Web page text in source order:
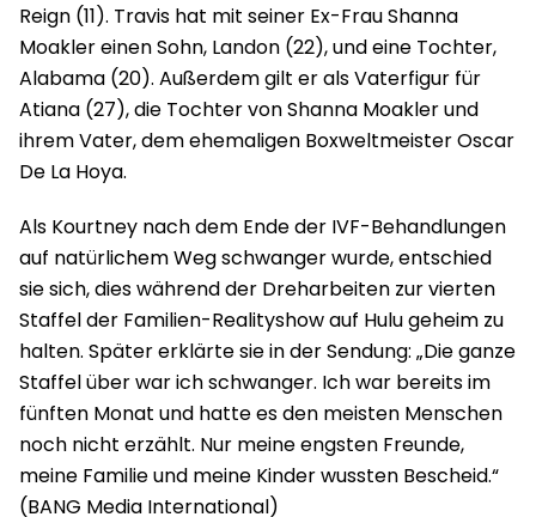
Reign (11). Travis hat mit seiner Ex-Frau Shanna
Moakler einen Sohn, Landon (22), und eine Tochter,
Alabama (20). Außerdem gilt er als Vaterfigur für
Atiana (27), die Tochter von Shanna Moakler und
ihrem Vater, dem ehemaligen Boxweltmeister Oscar
De La Hoya.
Als Kourtney nach dem Ende der IVF-Behandlungen
auf natürlichem Weg schwanger wurde, entschied
sie sich, dies während der Dreharbeiten zur vierten
Staffel der Familien-Realityshow auf Hulu geheim zu
halten. Später erklärte sie in der Sendung: „Die ganze
Staffel über war ich schwanger. Ich war bereits im
fünften Monat und hatte es den meisten Menschen
noch nicht erzählt. Nur meine engsten Freunde,
meine Familie und meine Kinder wussten Bescheid.“